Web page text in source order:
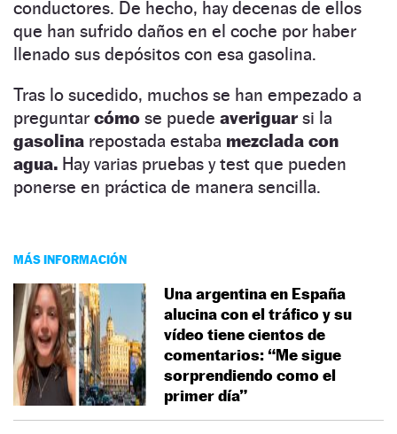
conductores. De hecho, hay decenas de ellos
que han sufrido daños en el coche por haber
llenado sus depósitos con esa gasolina.
Tras lo sucedido, muchos se han empezado a
preguntar cómo se puede averiguarsi la
gasolina repostada estaba mezclada con
agua. Hay varias pruebas y test que pueden
ponerse en práctica de manera sencilla.
MÁS INFORMACIÓN
Una argentina en España
alucina con el tráfico y su
vídeo tiene cientos de
comentarios: “Me sigue
sorprendiendo como el
primer día”